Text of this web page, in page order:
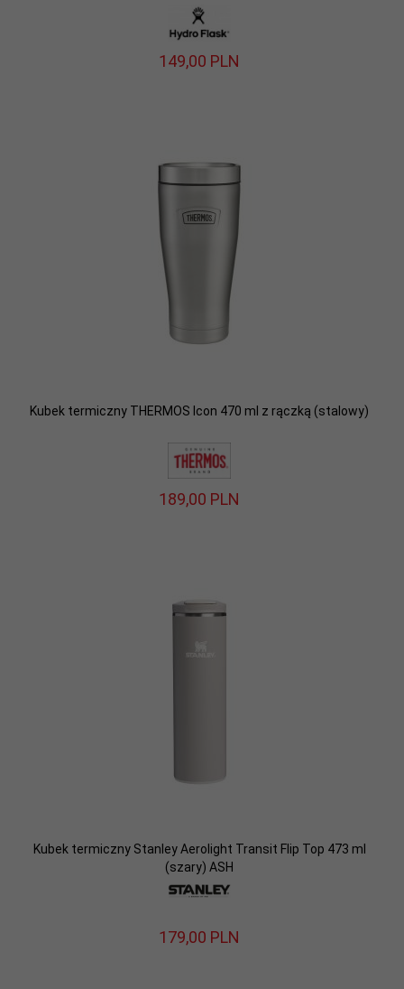
149,00 PLN
Kubek termiczny THERMOS Icon 470 ml z rączką (stalowy)
189,00 PLN
Kubek termiczny Stanley Aerolight Transit Flip Top 473 ml
(szary) ASH
179,00 PLN